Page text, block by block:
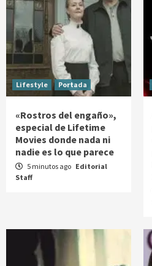
Lifestyle Portada
«Rostros del engaño»,
especial de Lifetime
Movies donde nada ni
nadie es lo que parece
5 minutos ago Editorial
Staff